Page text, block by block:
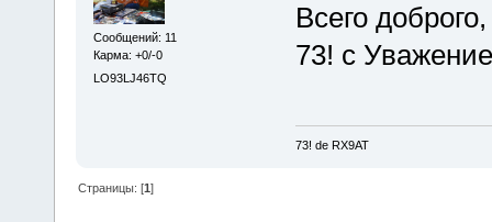
Сообщений: 11
Карма: +0/-0
LO93LJ46TQ
Всего
73! с
73! de RX9AT
Страницы: [1]